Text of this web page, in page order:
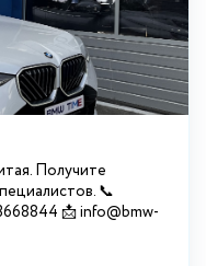
Получите
📞
📩 info@bmw-